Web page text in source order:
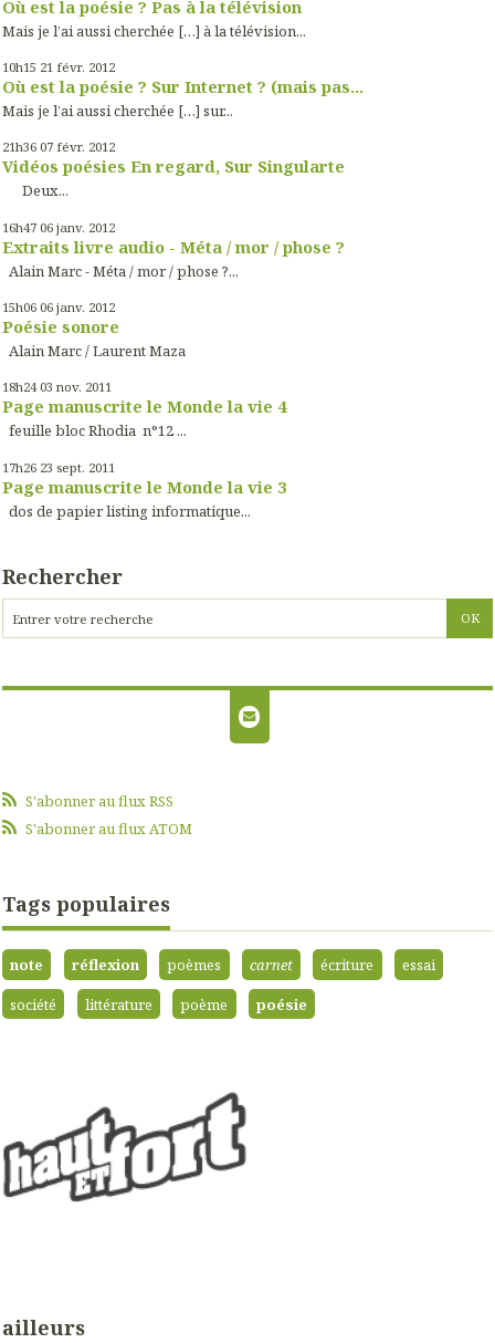
Où est la poésie ? Pas à la télévision
Mais je l’ai aussi cherchée […] à la télévision...
10h15 21 févr. 2012
Où est la poésie ? Sur Internet ? (mais pas...
Mais je l’ai aussi cherchée […] sur...
21h36 07 févr. 2012
Vidéos poésies En regard, Sur Singularte
Deux...
16h47 06 janv. 2012
Extraits livre audio - Méta / mor / phose ?
Alain Marc - Méta / mor / phose ?...
15h06 06 janv. 2012
Poésie sonore
Alain Marc / Laurent Maza
18h24 03 nov. 2011
Page manuscrite le Monde la vie 4
feuille bloc Rhodia n°12 ...
17h26 23 sept. 2011
Page manuscrite le Monde la vie 3
dos de papier listing informatique...
Rechercher
S'abonner au flux RSS
S'abonner au flux ATOM
Tags populaires
note réflexion poèmes carnet écriture
essai
société
littérature poème poésie
ailleurs